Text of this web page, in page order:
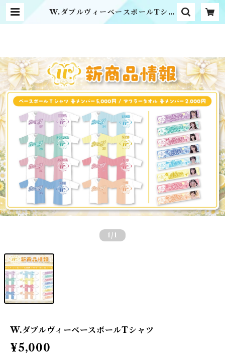
W.ダブルヴィーベースボールTシャ
ツ | MME official online sho
1 /1
W.ダブルヴィーベースボールTシャツ
¥5,000